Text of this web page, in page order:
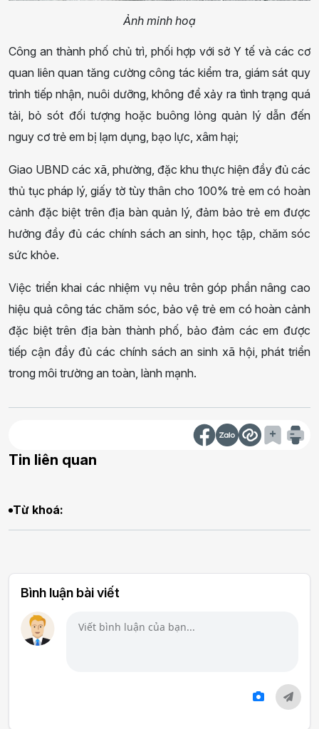
Ảnh minh hoạ
Công an thành phố chủ trì, phối hợp với sở Y tế và các cơ
quan liên quan tăng cường công tác kiểm tra, giám sát quy
trình tiếp nhận, nuôi dưỡng, không để xảy ra tình trạng quá
tải, bỏ sót đối tượng hoặc buông lỏng quản lý dẫn đến
nguy cơ trẻ em bị lạm dụng, bạo lực, xâm hại;
Giao UBND các xã, phường, đặc khu thực hiện đầy đủ các
thủ tục pháp lý, giấy tờ tùy thân cho 100% trẻ em có hoàn
cảnh đặc biệt trên địa bàn quản lý, đảm bảo trẻ em được
hưởng đầy đủ các chính sách an sinh, học tập, chăm sóc
sức khỏe.
Việc triển khai các nhiệm vụ nêu trên góp phần nâng cao
hiệu quả công tác chăm sóc, bảo vệ trẻ em có hoàn cảnh
đặc biệt trên địa bàn thành phố, bảo đảm các em được
tiếp cận đầy đủ các chính sách an sinh xã hội, phát triển
trong môi trường an toàn, lành mạnh.
Tin liên quan
Từ khoá:
Bình luận bài viết